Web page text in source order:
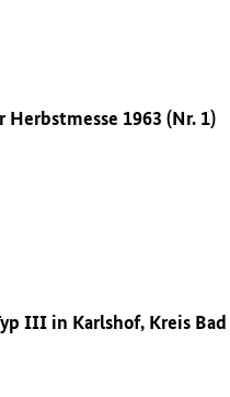
1963 (Nr. 1)
III in Karlshof, Kreis Bad